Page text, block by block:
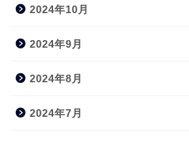
2024年10月
2024年9月
2024年8月
2024年7月